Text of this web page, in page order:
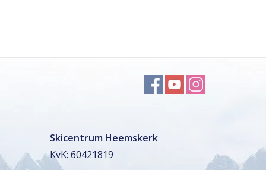
Skicentrum Heemskerk
KvK: 60421819